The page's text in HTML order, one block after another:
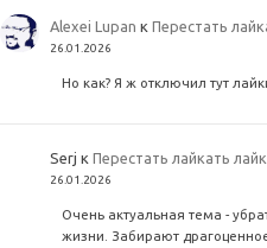
Alexei Lupan кПерестать
26.01.2026
Но как? Я ж отключил тут
Serj кПерестать лайкать
26.01.2026
Очень актуальная тема -
жизни. Забирают